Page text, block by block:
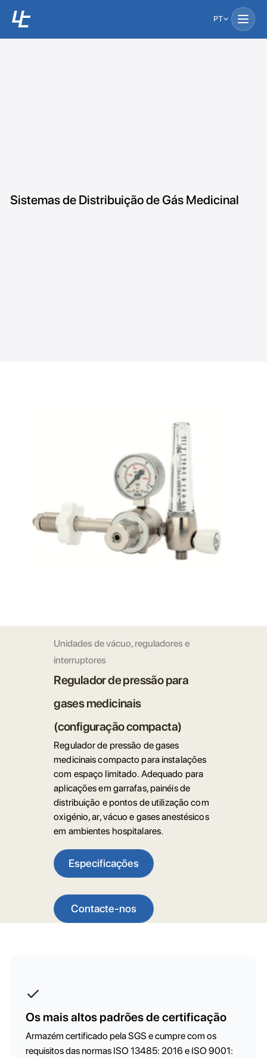
PT
Sistemas de Distribuição de Gás Medicinal
Unidades de vácuo, reguladores e
interruptores
Regulador de pressão para
gases medicinais
(configuração compacta)
Regulador de pressão de gases
medicinais compacto para instalações
com espaço limitado. Adequado para
aplicações em garrafas, painéis de
distribuição e pontos de utilização com
oxigénio, ar, vácuo e gases anestésicos
em ambientes hospitalares.
Especificações
Contacte-nos
Os mais altos padrões de certificação
Armazém certificado pela SGS e cumpre com os
requisitos das normas ISO 13485: 2016 e ISO 9001: